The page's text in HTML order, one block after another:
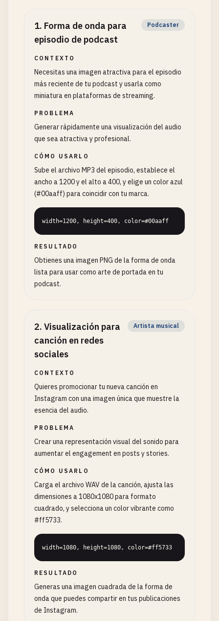
1. Forma de onda para
episodio de podcast
Podcaster
CONTEXTO
Necesitas una imagen atractiva para el episodio
más reciente de tu podcast y usarla como
miniatura en plataformas de streaming.
PROBLEMA
Generar rápidamente una visualización del audio
que sea atractiva y profesional.
CÓMO USARLO
Sube el archivo MP3 del episodio, establece el
ancho a 1200 y el alto a 400, y elige un color azul
(#00aaff) para coincidir con tu marca.
width=1200, height=400, color=#00aaff
RESULTADO
Obtienes una imagen PNG de la forma de onda
lista para usar como arte de portada en tu
podcast.
2. Visualización para
canción en redes
sociales
Artista musical
CONTEXTO
Quieres promocionar tu nueva canción en
Instagram con una imagen única que muestre la
esencia del audio.
PROBLEMA
Crear una representación visual del sonido para
aumentar el engagement en posts y stories.
CÓMO USARLO
Carga el archivo WAV de la canción, ajusta las
dimensiones a 1080x1080 para formato
cuadrado, y selecciona un color vibrante como
#ff5733.
width=1080, height=1080, color=#ff5733
RESULTADO
Generas una imagen cuadrada de la forma de
onda que puedes compartir en tus publicaciones
de Instagram.